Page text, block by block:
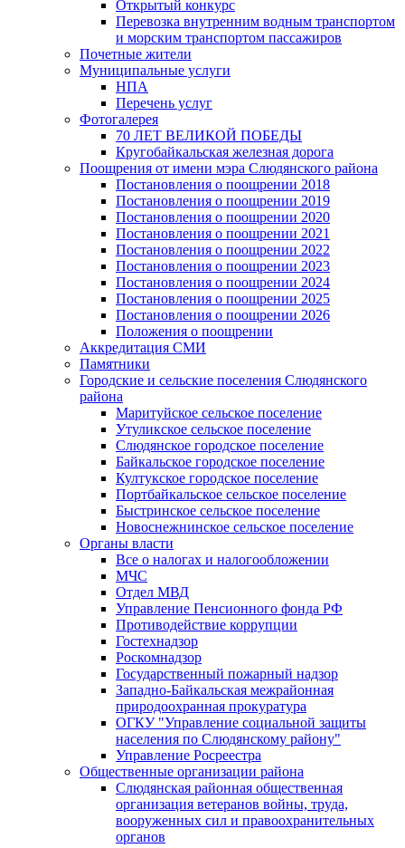
Открытый конкурс
Перевозка внутренним водным транспортом
и морским транспортом пассажиров
Почетные жители
Муниципальные услуги
НПА
Перечень услуг
Фотогалерея
70 ЛЕТ ВЕЛИКОЙ ПОБЕДЫ
Кругобайкальская железная дорога
Поощрения от имени мэра Слюдянского района
Постановления о поощрении 2018
Постановления о поощрении 2019
Постановления о поощрении 2020
Постановления о поощрении 2021
Постановления о поощрении 2022
Постановления о поощрении 2023
Постановления о поощрении 2024
Постановления о поощрении 2025
Постановления о поощрении 2026
Положения о поощрении
Аккредитация СМИ
Памятники
Городские и сельские поселения Слюдянского
района
Маритуйское сельское поселение
Утуликское сельское поселение
Слюдянское городское поселение
Байкальское городское поселение
Култукское городское поселение
Портбайкальское сельское поселение
Быстринское сельское поселение
Новоснежнинское сельское поселение
Органы власти
Все о налогах и налогообложении
МЧС
Отдел МВД
Управление Пенсионного фонда РФ
Противодействие коррупции
Гостехнадзор
Роскомнадзор
Государственный пожарный надзор
Западно-Байкальская межрайонная
природоохранная прокуратура
ОГКУ "Управление социальной защиты
населения по Слюдянскому району"
Управление Росреестра
Общественные организации района
Слюдянская районная общественная
организация ветеранов войны, труда,
вооруженных сил и правоохранительных
органов